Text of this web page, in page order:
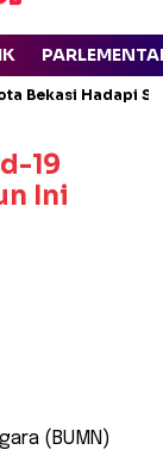
Bekasi Hadapi
19
Ini
(BUMN)